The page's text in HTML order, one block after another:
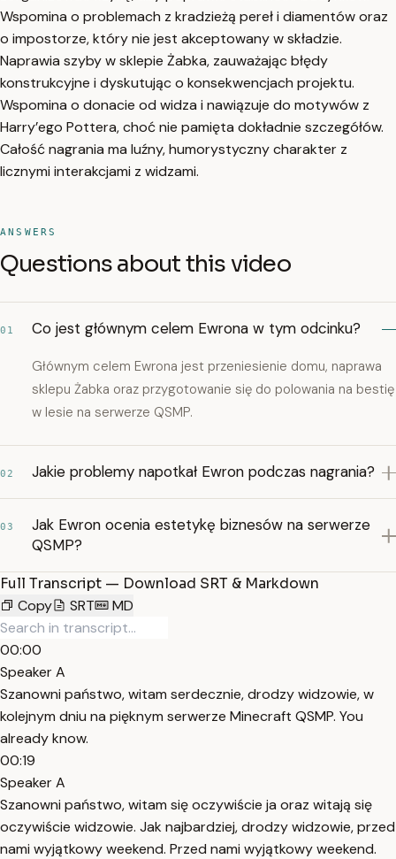
Wspomina o problemach z kradzieżą pereł i diamentów oraz
o impostorze, który nie jest akceptowany w składzie.
Naprawia szyby w sklepie Żabka, zauważając błędy
konstrukcyjne i dyskutując o konsekwencjach projektu.
Wspomina o donacie od widza i nawiązuje do motywów z
Harry’ego Pottera, choć nie pamięta dokładnie szczegółów.
Całość nagrania ma luźny, humorystyczny charakter z
licznymi interakcjami z widzami.
ANSWERS
Questions about this video
01 Co jest głównym celem Ewrona w tym odcinku?
Głównym celem Ewrona jest przeniesienie domu, naprawa
sklepu Żabka oraz przygotowanie się do polowania na bestię
w lesie na serwerze QSMP.
02 Jakie problemy napotkał Ewron podczas nagrania?
03
Jak Ewron ocenia estetykę biznesów na serwerze
QSMP?
Full Transcript — Download SRT & Markdown
Copy
SRT MD
00:00
Speaker A
Szanowni państwo, witam serdecznie, drodzy widzowie, w
kolejnym dniu na pięknym serwerze Minecraft QSMP. You
already know.
00:19
Speaker A
Szanowni państwo, witam się oczywiście ja oraz witają się
oczywiście widzowie. Jak najbardziej, drodzy widzowie, przed
nami wyjątkowy weekend. Przed nami wyjątkowy weekend.